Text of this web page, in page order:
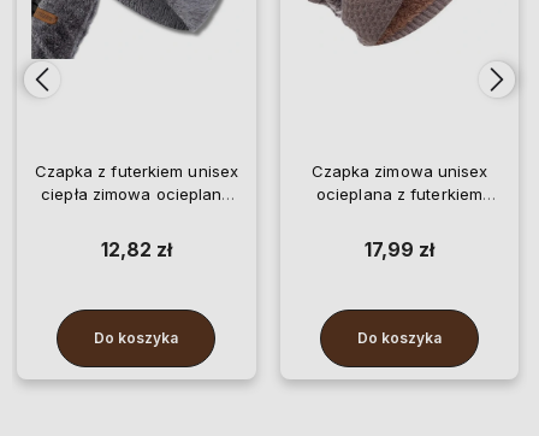
Czapka z futerkiem unisex
ciepła zimowa ocieplana
12,82 zł
Do koszyka
Czapka zimowa unisex
ocieplana z futerkiem
17,99 zł
Do koszyka